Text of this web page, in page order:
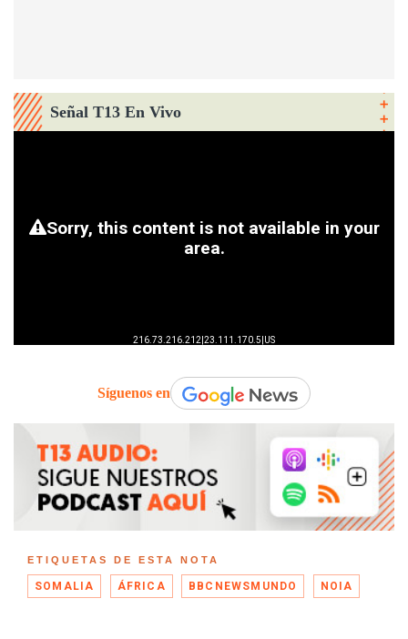
Señal T13 En Vivo
Síguenos en
ETIQUETAS DE ESTA NOTA
SOMALIA ÁFRICA BBCNEWSMUNDO NOIA